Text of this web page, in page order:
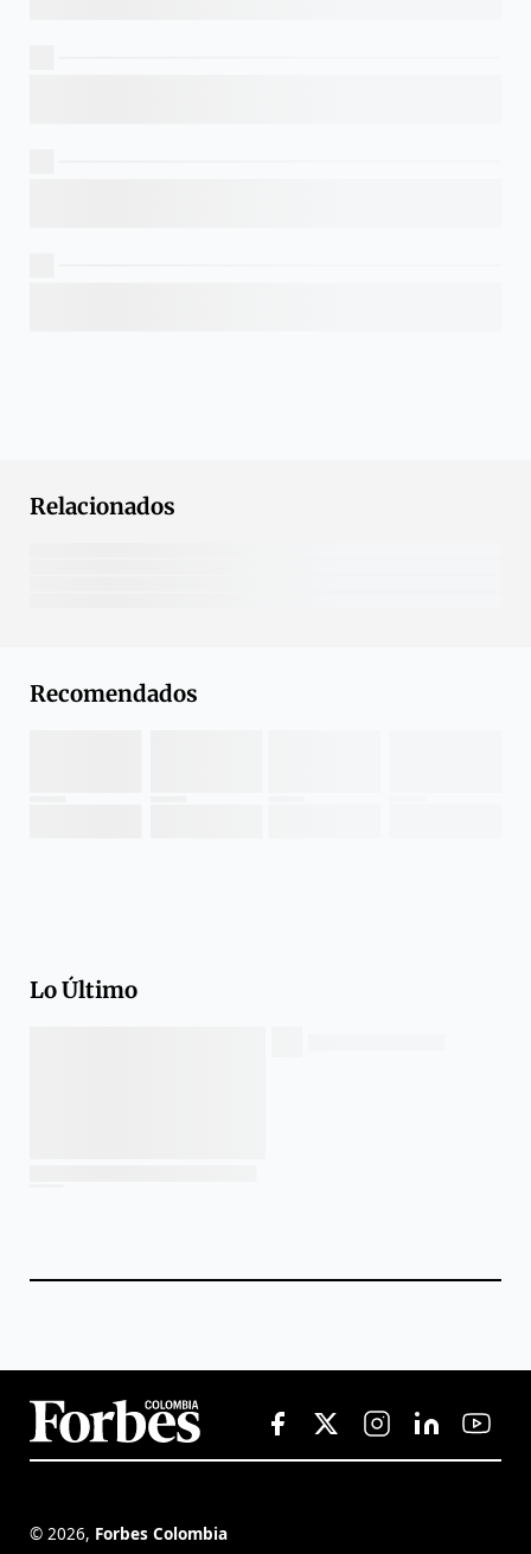
Relacionados
Recomendados
Lo Último
© 2026, Forbes Colombia